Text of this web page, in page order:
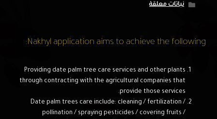
نباتات معلقة
Nakhyl application aims to achieve the following:
Providing date palm tree care services and other plants
through contracting with the agricultural companies that
provide those services.
Date palm trees care include: cleaning / fertilization /
pollination / spraying pesticides / covering fruits /